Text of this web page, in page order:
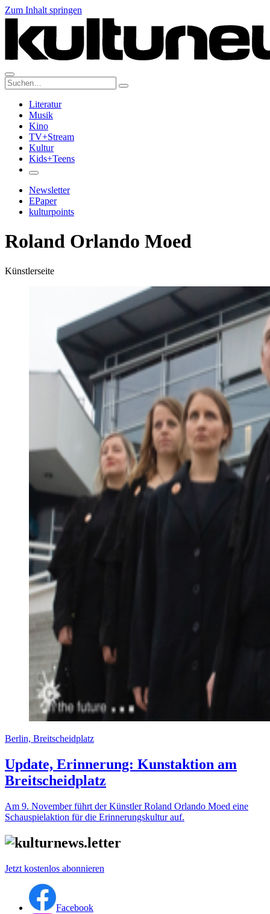
Zum Inhalt springen
Suche:
Literatur
Musik
Kino
TV+Stream
Kultur
Kids+Teens
Newsletter
EPaper
kulturpoints
Roland Orlando Moed
Künstlerseite
Berlin, Breitscheidplatz
Update, Erinnerung: Kunstaktion am
Breitscheidplatz
Am 9. November führt der Künstler Roland Orlando Moed eine
Schauspielaktion für die Erinnerungskultur auf.
Jetzt kostenlos abonnieren
Facebook